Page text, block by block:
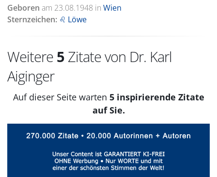
Geboren am 23.08.1948 in Wien
Sternzeichen: ♌ Löwe
Weitere 5 Zitate von Dr. Karl
Aiginger
Auf dieser Seite warten 5 inspirierende Zitate
auf Sie.